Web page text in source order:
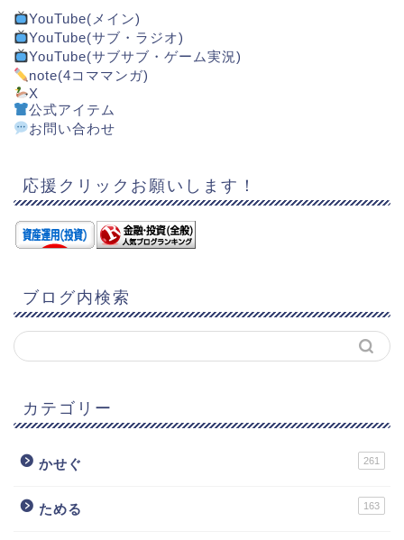
YouTube(メイン)
YouTube(サブ・ラジオ)
YouTube(サブサブ・ゲーム実況)
note(4コママンガ)
X
公式アイテム
お問い合わせ
応援クリックお願いします！
ブログ内検索
カテゴリー
かせぐ 261
ためる 163